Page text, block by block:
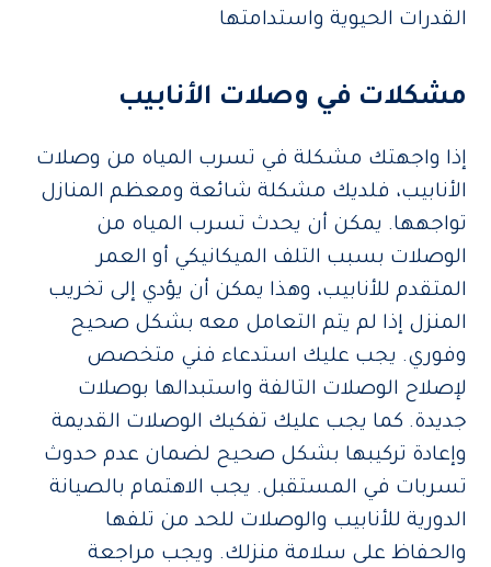
القدرات الحيوية واستدامتها
مشكلات في وصلات الأنابيب
إذا واجهتك مشكلة في تسرب المياه من وصلات
الأنابيب، فلديك مشكلة شائعة ومعظم المنازل
تواجهها. يمكن أن يحدث تسرب المياه من
الوصلات بسبب التلف الميكانيكي أو العمر
المتقدم للأنابيب، وهذا يمكن أن يؤدي إلى تخريب
المنزل إذا لم يتم التعامل معه بشكل صحيح
وفوري. يجب عليك استدعاء فني متخصص
لإصلاح الوصلات التالفة واستبدالها بوصلات
جديدة. كما يجب عليك تفكيك الوصلات القديمة
وإعادة تركيبها بشكل صحيح لضمان عدم حدوث
تسربات في المستقبل. يجب الاهتمام بالصيانة
الدورية للأنابيب والوصلات للحد من تلفها
والحفاظ على سلامة منزلك. ويجب مراجعة